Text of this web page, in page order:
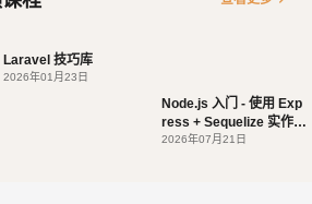
实例和项目实践，帮助学生将理论知识转化
多样，学生可根据自身兴趣和需求选择深入
Laravel 技巧库
2026年01月23日
Node.js 入门 - 使用 Exp
ress + Sequelize 实作 A
PI
2026年07月21日